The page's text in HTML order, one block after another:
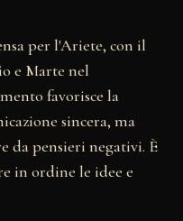
per l'Ariete, con il
e Marte nel
favorisce la
sincera, ma
da pensieri negativi. È
in ordine le idee e